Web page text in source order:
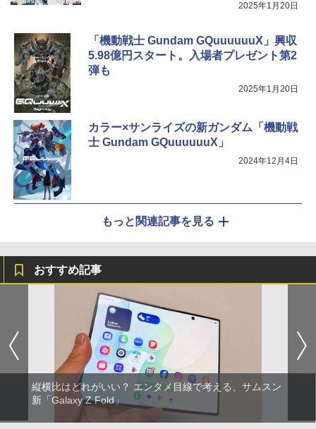
2025年1月20日
「機動戦士 Gundam GQuuuuuuX」興収
5.98億円スタート。入場者プレゼント第2
弾も
2025年1月20日
カラー×サンライズの新ガンダム「機動戦
士 Gundam GQuuuuuuX」
2024年12月4日
もっと関連記事を見る
おすすめ記事
縦横比はどれがいい？ エンタメ目線で考える、サムスン
新「Galaxy Z Fold」